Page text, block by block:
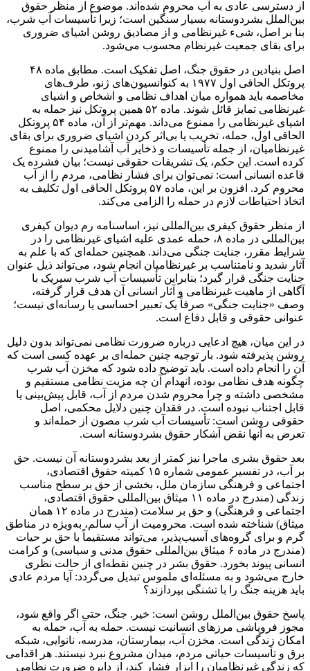
از دسترسی عادی به آب محروم شده‌اند. موضوع از منظر حقوق
بین‌الملل بشردوستانه بسیار سنگین است؛ زیرا تأسیسات آب شرب،
بنا بر اصل، شیء غیرنظامی و از مصادیق روشن اشیای ضروری
برای بقای جمعیت غیرنظام محسوب می‌شود.
اصل بنیادین در حقوق جنگ، اصل تفکیک است. مطابق ماده ۴۸
پروتکل الحاقی اول ۱۹۷۷ به کنوانسیون‌های ژنو، طرف‌های
مخاصمه باید همواره میان اهداف نظامی و اشخاص و اشیای
غیرنظامی تمایز قائل شوند. ماده ۵۲ همین پروتکل نیز حمله به
اشیای غیرنظامی را ممنوع می‌داند. مهم‌تر از آن، ماده ۵۴ پروتکل
الحاقی اول، حمله، تخریب یا بی‌اثر کردن اشیای ضروری برای بقای
غیرنظامیان، از جمله تأسیسات و ذخایر آب آشامیدنی را ممنوع
کرده است. این حکم، یک تشریفات حقوقی نیست؛ بیان فشرده یک
قاعده انسانی است: نمی‌توان برای فشار نظامی، مردم را از آب
محروم کرد. افزون بر این، ماده ۵۷ پروتکل الحاقی اول تکلیف به
اتخاذ احتیاطات لازم در حمله را الزامی می‌کند.
از منظر حقوق کیفری بین‌المللی نیز، اساسنامه رم دیوان کیفری
بین‌المللی در ماده ۸، حمله عمدی علیه اشیای غیرنظامی را در
شرایط مقرر، جنایت جنگی می‌داند. همچنین حمله‌ای که با علم به
آثار شدید و نامتناسب بر غیرنظامیان انجام شود، می‌تواند ذیل عنوان
جنایت جنگی قرار گیرد؛ بنابراین تأسیسات آب شرب سیریک با
آگاهی از ماهیت غیرنظامی و آثار انسانی آن هدف قرار گرفته،
وصف «جنایت جنگی» صرفاً یک تعبیر احساسی یا رسانه‌ای نیست؛
عنوانی حقوقی و قابل دفاع است.
در این میان، هیچ ادعایی درباره ضرورت نظامی نمی‌تواند بدون دلیل
روشن پذیرفته شود. بار توجیه چنین حمله‌ای بر عهده کسی است که
آن را انجام داده است. باید توضیح داده شود که مخزن آب شرب
چگونه هدف نظامی بوده، انهدام آن چه مزیت نظامی مستقیم و
مشخصی داشته و چرا محروم شدن مردم از آب، قابل پیش‌بینی یا
قابل اجتناب نبوده است. در فقدان چنین دلایل محکمی، اصل
حقوقی روشن است: تأسیسات آب شرب مصون از حمله‌اند و
تعرض به آنها نقض آشکار حقوق بشردوستانه است.
بعد حقوق بشری ماجرا نیز کمتر از بعد بشردوستانه آن نیست. حق
بر آب، در تفسیر عمومی شماره ۱۵ کمیته حقوق اقتصادی،
اجتماعی و فرهنگی سازمان ملل، بخشی از حق بر سطح مناسب
زندگی (مندرج در ماده ۱۱ میثاق بین‌المللی حقوق اقتصادی،
اجتماعی و فرهنگی) و حق بر سلامت (مندرج در ماده ۱۲ همان
میثاق) شناخته شده است. محرومیت از آب سالم، به‌ویژه در مناطق
گرم و برای گروه‌های آسیب‌پذیر، می‌تواند مستقیماً با حق بر حیات
(مندرج در ماده ۶ میثاق بین‌المللی حقوق مدنی و سیاسی) و کرامت
انسانی پیوند بخورد. حقوق بشر در چنین نقطه‌ای از حالت نظری
خارج می‌شود و به مسئله‌ای ملموس تبدیل می‌گردد: آیا مردم عادی
باید هزینه جنگ را با تشنگی بپردازند؟
پاسخ حقوق بین‌الملل روشن است: خیر. جنگ، حتی اگر واقع شود،
مجوز فروپاشی مرزهای انسانیت نیست. حمله به آب، حمله به
امکان زندگی است. مخزن آب، بیمارستان، مدرسه، نانوایی، شبکه
برق و تأسیسات حیاتی مردم، میدان مشروع نبرد نیستند. هر اقدامی
که زندگی غیرنظامیان را ابزار فشار کند، از دایره ضرورت نظامی